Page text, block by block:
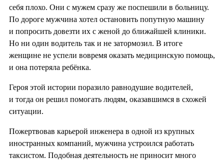
себя плохо. Они с мужем сразу же поспешили в больницу.
По дороге мужчина хотел остановить попутную машину
и попросить довезти их с женой до ближайшей клиники.
Но ни один водитель так и не затормозил. В итоге
женщине не успели вовремя оказать медицинскую помощь,
и она потеряла ребёнка.
Героя этой истории поразило равнодушие водителей,
и тогда он решил помогать людям, оказавшимся в схожей
ситуации.
Пожертвовав карьерой инженера в одной из крупных
иностранных компаний, мужчина устроился работать
таксистом. Подобная деятельность не приносит много